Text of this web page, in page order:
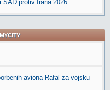
SAD protiv Irana 2026
aviona Rafal za vojsku